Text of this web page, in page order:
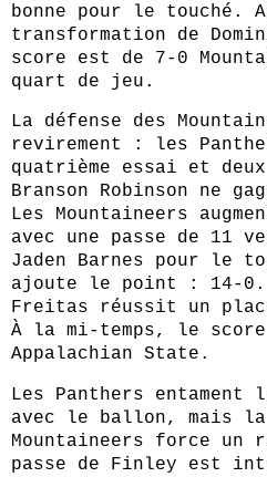
bonne pour le touché.
transformation de
score est de 7-0
quart de jeu.
La défense des
revirement : les
quatrième essai et
Branson Robinson ne
Les Mountaineers
avec une passe de 11
Jaden Barnes pour le
ajoute le point : 14-0.
Freitas réussit un
À la mi-temps, le
Appalachian State.
Les Panthers
avec le ballon, mais la
Mountaineers force un
passe de Finley est